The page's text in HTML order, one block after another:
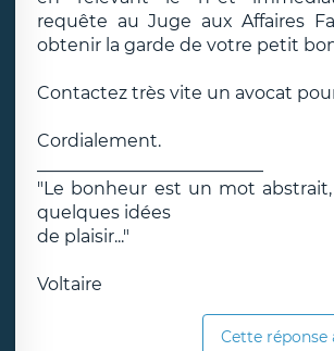
requête au Juge aux Affaires
obtenir la garde de votre petit
Contactez très vite un avocat
Cordialement.
"Le bonheur est un mot
quelques idées
de plaisir..."
Voltaire
Cette réponse